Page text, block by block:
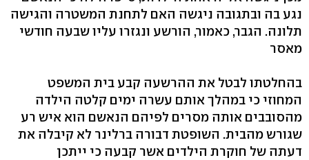
נגע בה ובתגובה ניגשה האם לתחנת המשטרה והגישה
תלונה. הגבר, כאמור, הורשע ונגזרו עליו שבעה חודשי
מאסר
בהחלטתו לבטל את ההרשעה קבע בית המשפט
המחוזי כי במהלך אותם עשרה ימים קלטה הילדה
מהסובבים אותה מסרים לפיהם הנאשם הוא איש רע
שגורש מהבית. השופטת דבורה ברלינר לא קיבלה את
דעתה של חוקרת הילדים אשר קבעה כי ייתכן